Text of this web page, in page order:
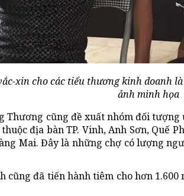
xin cho các tiểu thương kinh doanh
ảnh minh họa
Thương cũng đề xuất nhóm đối
địa bàn TP. Vinh, Anh Sơn, Quế
Mai. Đây là những chợ có lượng
cũng đã tiến hành tiêm cho hơn